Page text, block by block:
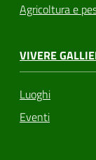
Agricoltura e
VIVERE
Luoghi
Eventi